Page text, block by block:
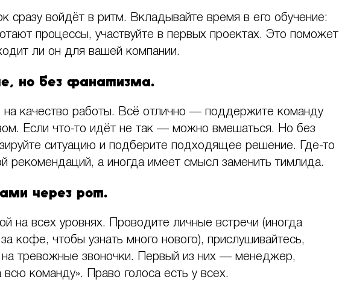
сразу войдёт в ритм. Вкладывайте время в его обучение:
процессы, участвуйте в первых проектах. Это поможет
ли он для вашей компании.
но без фанатизма.
качество работы. Всё отлично — поддержите команду
Если что-то идёт не так — можно вмешаться. Но без
ситуацию и подберите подходящее решение. Где-то
рекомендаций, а иногда имеет смысл заменить тимлида.
через рот.
на всех уровнях. Проводите личные встречи (иногда
кофе, чтобы узнать много нового), прислушивайтесь,
тревожные звоночки. Первый из них — менеджер,
всю команду». Право голоса есть у всех.